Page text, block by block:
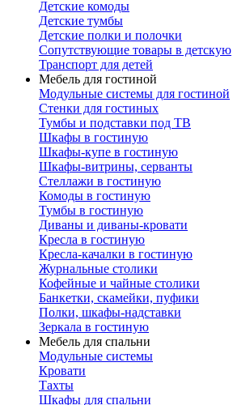
Детские комоды
Детские тумбы
Детские полки и полочки
Сопутствующие товары в детскую
Транспорт для детей
Мебель для гостиной
Модульные системы для гостиной
Стенки для гостиных
Тумбы и подставки под ТВ
Шкафы в гостиную
Шкафы-купе в гостиную
Шкафы-витрины, серванты
Стеллажи в гостиную
Комоды в гостиную
Тумбы в гостиную
Диваны и диваны-кровати
Кресла в гостиную
Кресла-качалки в гостиную
Журнальные столики
Кофейные и чайные столики
Банкетки, скамейки, пуфики
Полки, шкафы-надставки
Зеркала в гостиную
Мебель для спальни
Модульные системы
Кровати
Тахты
Шкафы для спальни